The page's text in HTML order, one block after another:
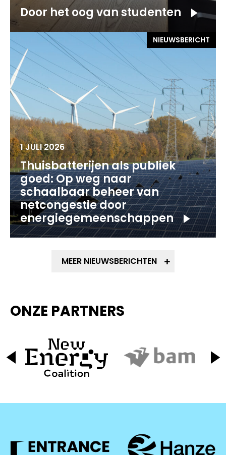
Door het oog van studenten
NIEUWSBERICHT
1 JULI 2026
Thuisbatterijen als publiek
goed: Op weg naar
schaalbaar beheer van
netcongestie door
energiegemeenschappen
MEER NIEUWSBERICHTEN
ONZE PARTNERS